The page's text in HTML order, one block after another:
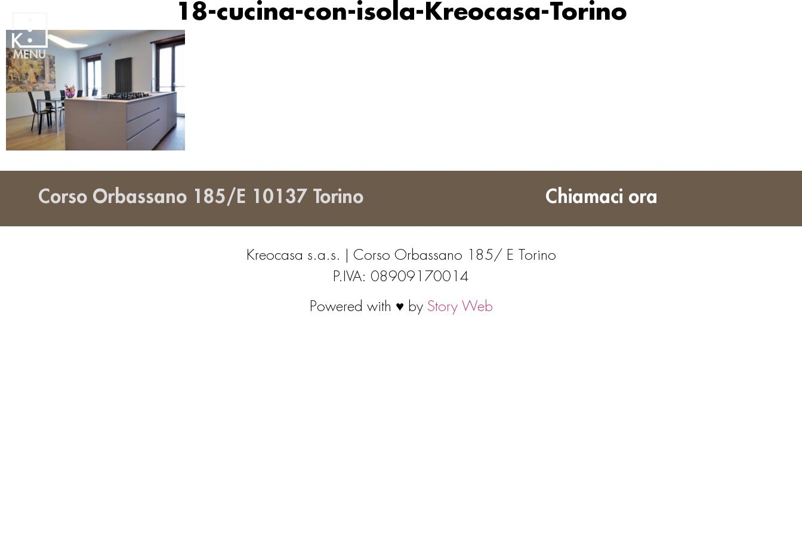
MENU
18-cucina-con-isola-Kreocasa-Torino
Corso Orbassano 185/E 10137 Torino Chiamaci ora
Kreocasa s.a.s. | Corso Orbassano 185/ E Torino
P.IVA: 08909170014
Powered with ♥ by Story Web